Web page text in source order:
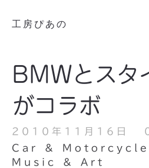
工房ぴあの
BMWとスタ
がコラボ
2010年11月16日
Car & Motorcycle
Music & Art